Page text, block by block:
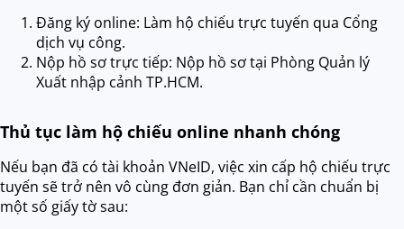
Đăng ký online: Làm hộ chiếu trực tuyến qua Cổng
dịch vụ công.
Nộp hồ sơ trực tiếp: Nộp hồ sơ tại Phòng Quản lý
Xuất nhập cảnh TP.HCM.
Thủ tục làm hộ chiếu online nhanh chóng
Nếu bạn đã có tài khoản VNeID, việc xin cấp hộ chiếu trực
tuyến sẽ trở nên vô cùng đơn giản. Bạn chỉ cần chuẩn bị
một số giấy tờ sau: